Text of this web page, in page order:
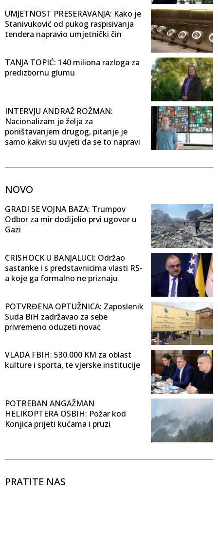
UMJETNOST PRESERAVANJA: Kako je
Stanivuković od pukog raspisivanja
tendera napravio umjetnički čin
TANJA TOPIĆ: 140 miliona razloga za
predizbornu glumu
INTERVJU ANDRAŽ ROŽMAN:
Nacionalizam je želja za
poništavanjem drugog, pitanje je
samo kakvi su uvjeti da se to napravi
NOVO
GRADI SE VOJNA BAZA: Trumpov
Odbor za mir dodijelio prvi ugovor u
Gazi
CRISHOCK U BANJALUCI: Održao
sastanke i s predstavnicima vlasti RS-
a koje ga formalno ne priznaju
POTVRĐENA OPTUŽNICA: Zaposlenik
Suda BiH zadržavao za sebe
privremeno oduzeti novac
VLADA FBIH: 530.000 KM za oblast
kulture i sporta, te vjerske institucije
POTREBAN ANGAŽMAN
HELIKOPTERA OSBIH: Požar kod
Konjica prijeti kućama i pruzi
PRATITE NAS